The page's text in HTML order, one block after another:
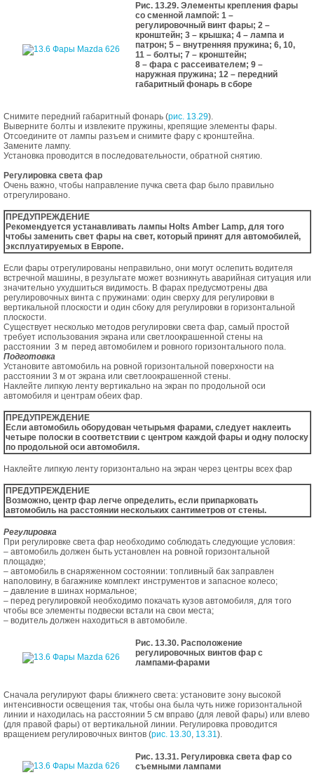
Рис. 13.29. Элементы крепления фары
со сменной лампой: 1 –
регулировочный винт фары; 2 –
кронштейн; 3 – крышка; 4 – лампа и
патрон; 5 – внутренняя пружина; 6, 10,
11 – болты; 7 – кронштейн;
8 – фара с рассеивателем; 9 –
наружная пружина; 12 – передний
габаритный фонарь в сборе
Снимите передний габаритный фонарь (рис. 13.29).
Выверните болты и извлеките пружины, крепящие элементы фары.
Отсоедините от лампы разъем и снимите фару с кронштейна.
Замените лампу.
Установка проводится в последовательности, обратной снятию.
Регулировка света фар
Очень важно, чтобы направление пучка света фар было правильно
отрегулировано.
ПРЕДУПРЕЖДЕНИЕ
Рекомендуется устанавливать лампы Holts Amber Lamp, для того
чтобы заменить свет фары на свет, который принят для автомобилей,
эксплуатируемых в Европе.
Если фары отрегулированы неправильно, они могут ослепить водителя
встречной машины, в результате может возникнуть аварийная ситуация или
значительно ухудшиться видимость. В фарах предусмотрены два
регулировочных винта с пружинами: один сверху для регулировки в
вертикальной плоскости и один сбоку для регулировки в горизонтальной
плоскости.
Существует несколько методов регулировки света фар, самый простой
требует использования экрана или светлоокрашенной стены на
расстоянии 3 м перед автомобилем и ровного горизонтального пола.
Подготовка
Установите автомобиль на ровной горизонтальной поверхности на
расстоянии 3 м от экрана или светлоокрашенной стены.
Наклейте липкую ленту вертикально на экран по продольной оси
автомобиля и центрам обеих фар.
ПРЕДУПРЕЖДЕНИЕ
Если автомобиль оборудован четырьмя фарами, следует наклеить
четыре полоски в соответствии с центром каждой фары и одну полоску
по продольной оси автомобиля.
Наклейте липкую ленту горизонтально на экран через центры всех фар
ПРЕДУПРЕЖДЕНИЕ
Возможно, центр фар легче определить, если припарковать
автомобиль на расстоянии нескольких сантиметров от стены.
Регулировка
При регулировке света фар необходимо соблюдать следующие условия:
– автомобиль должен быть установлен на ровной горизонтальной
площадке;
– автомобиль в снаряженном состоянии: топливный бак заправлен
наполовину, в багажнике комплект инструментов и запасное колесо;
– давление в шинах нормальное;
– перед регулировкой необходимо покачать кузов автомобиля, для того
чтобы все элементы подвески встали на свои места;
– водитель должен находиться в автомобиле.
Рис. 13.30. Расположение
регулировочных винтов фар с
лампами-фарами
Сначала регулируют фары ближнего света: установите зону высокой
интенсивности освещения так, чтобы она была чуть ниже горизонтальной
линии и находилась на расстоянии 5 см вправо (для левой фары) или влево
(для правой фары) от вертикальной линии. Регулировка проводится
вращением регулировочных винтов (рис. 13.30, 13.31).
Рис. 13.31. Регулировка света фар со
съемными лампами